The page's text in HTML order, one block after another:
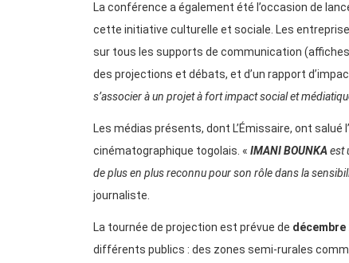
La conférence a également été l’occasion de
cette initiative culturelle et sociale. Les
sur tous les supports de communication
des projections et débats, et d’un rapport
s’associer à un projet à fort impact social et
Les médias présents, dont L’Émissaire, ont
cinématographique togolais. « IMANI BOUNKAest
de plus en plus reconnu pour son rôle dans la
journaliste.
La tournée de projection est prévue de décembre
différents publics : des zones semi-rurales